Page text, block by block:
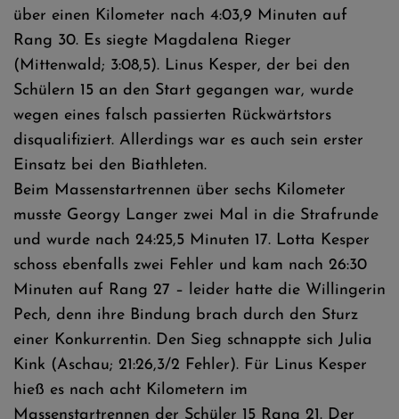
über einen Kilometer nach 4:03,9 Minuten auf
Rang 30. Es siegte Magdalena Rieger
(Mittenwald; 3:08,5). Linus Kesper, der bei den
Schülern 15 an den Start gegangen war, wurde
wegen eines falsch passierten Rückwärtstors
disqualifiziert. Allerdings war es auch sein erster
Einsatz bei den Biathleten.
Beim Massenstartrennen über sechs Kilometer
musste Georgy Langer zwei Mal in die Strafrunde
und wurde nach 24:25,5 Minuten 17. Lotta Kesper
schoss ebenfalls zwei Fehler und kam nach 26:30
Minuten auf Rang 27 – leider hatte die Willingerin
Pech, denn ihre Bindung brach durch den Sturz
einer Konkurrentin. Den Sieg schnappte sich Julia
Kink (Aschau; 21:26,3/2 Fehler). Für Linus Kesper
hieß es nach acht Kilometern im
Massenstartrennen der Schüler 15 Rang 21. Der